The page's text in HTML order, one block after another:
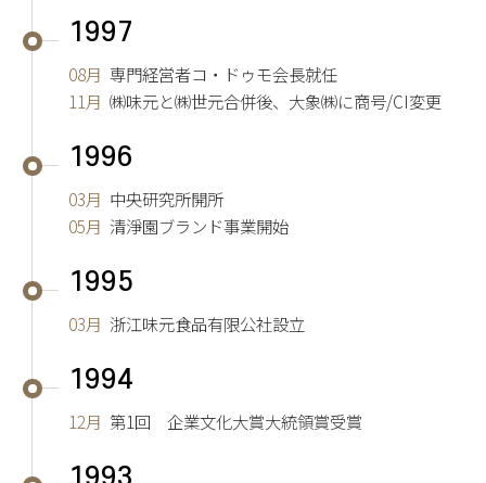
1997
08月 専門経営者コ・ドゥモ会長就任
11月 ㈱味元と㈱世元合併後、大象㈱に商号/CI変更
1996
03月 中央研究所開所
05月 清淨園ブランド事業開始
1995
03月 浙江味元食品有限公社設立
1994
12月 第1回 企業文化大賞大統領賞受賞